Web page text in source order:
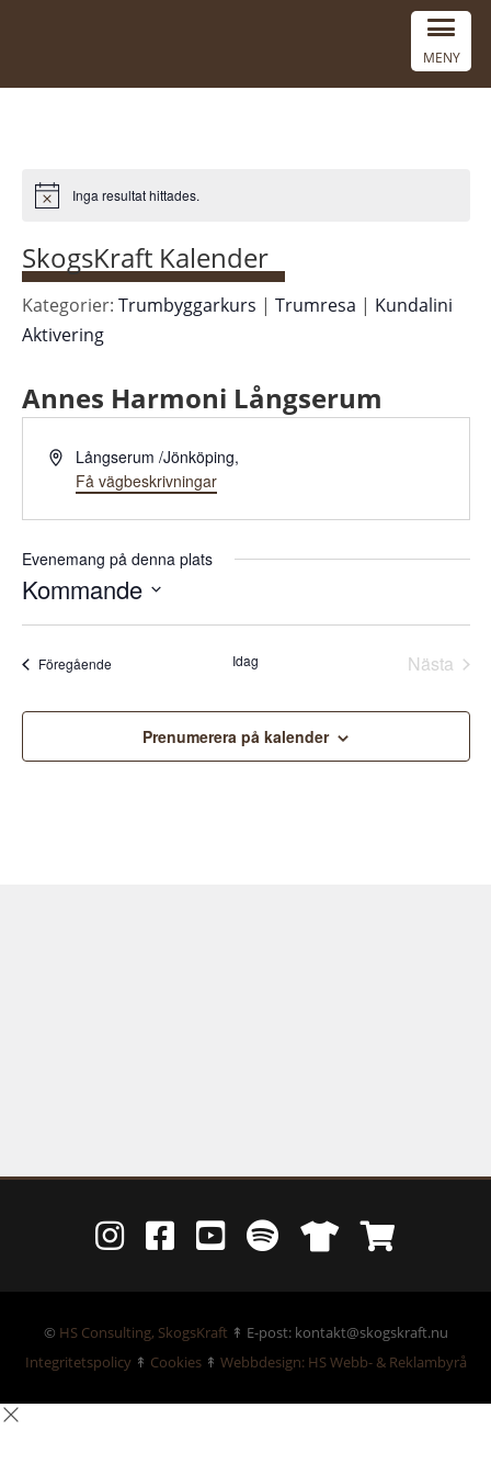
MENY
Notice Inga resultat hittades.
SkogsKraft Kalender
Kategorier: Trumbyggarkurs | Trumresa | Kundalini
Aktivering
Annes Harmoni Långserum
AdressLångserum /Jönköping,
Få vägbeskrivningar
Evenemang på denna plats
Kommande
Välj
FöregåendeEvenemang Idag
Nästa
Prenumerera på kalender
© HS Consulting, SkogsKraft ↟ E-post: kontakt@skogskraft.nu
Integritetspolicy↟ Cookies↟ Webbdesign: HS Webb- & Reklambyrå